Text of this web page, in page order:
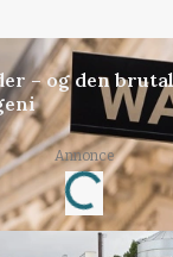
– og den
Annonce
Loading...